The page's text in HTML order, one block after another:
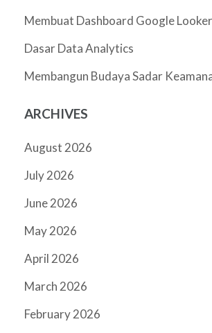
Membuat Dashboard Google Looker
Dasar Data Analytics
Membangun Budaya Sadar
ARCHIVES
August 2026
July 2026
June 2026
May 2026
April 2026
March 2026
February 2026